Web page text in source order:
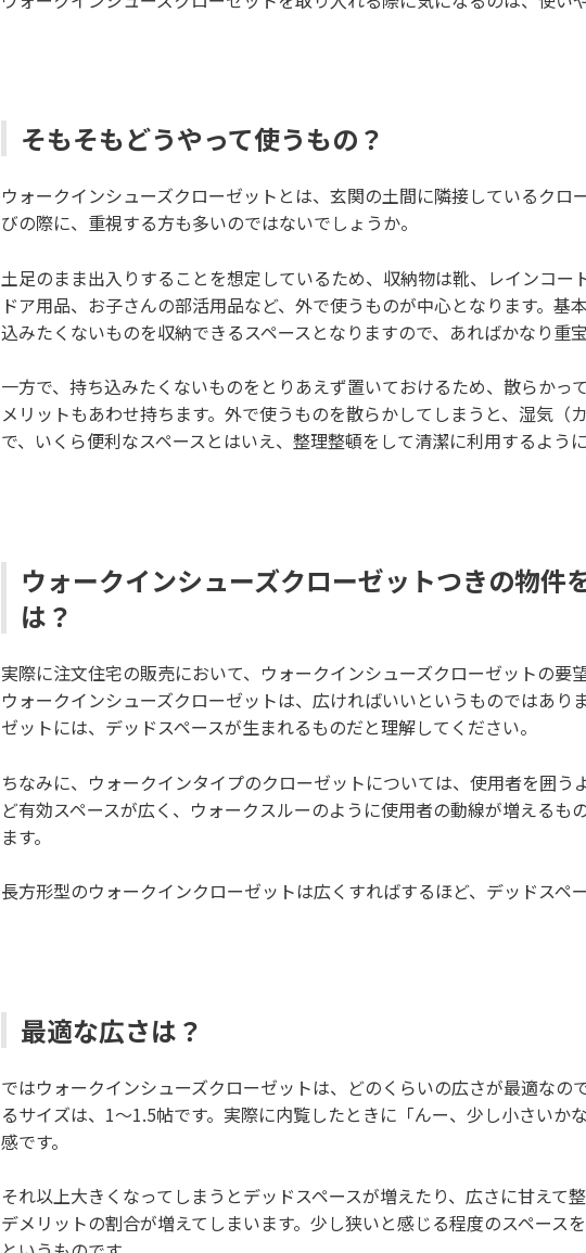
そもそもどうやって使うもの？
ウォークインシューズクローゼットとは、玄関の土間に隣接しているクロ
びの際に、重視する方も多いのではないでしょうか。
土足のまま出入りすることを想定しているため、収納物は靴、レインコー
ドア用品、お子さんの部活用品など、外で使うものが中心となります。基
込みたくないものを収納できるスペースとなりますので、あればかなり重
一方で、持ち込みたくないものをとりあえず置いておけるため、散らかっ
メリットもあわせ持ちます。外で使うものを散らかしてしまうと、湿気（
で、いくら便利なスペースとはいえ、整理整頓をして清潔に利用するように
ウォークインシューズクローゼットつきの物件
は？
実際に注文住宅の販売において、ウォークインシューズクローゼットの要
ウォークインシューズクローゼットは、広ければいいというものではあり
ゼットには、デッドスペースが生まれるものだと理解してください。
ちなみに、ウォークインタイプのクローゼットについては、使用者を囲う
ど有効スペースが広く、ウォークスルーのように使用者の動線が増えるも
ます。
長方形型のウォークインクローゼットは広くすればするほど、デッドスペ
最適な広さは？
ではウォークインシューズクローゼットは、どのくらいの広さが最適なの
るサイズは、1～1.5帖です。実際に内覧したときに「んー、少し小さいか
感です。
それ以上大きくなってしまうとデッドスペースが増えたり、広さに甘えて
デメリットの割合が増えてしまいます。少し狭いと感じる程度のスペース